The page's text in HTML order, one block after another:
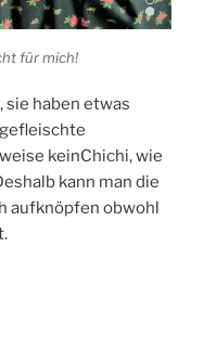
für mich!
haben etwas
keinChichi, wie
kann man die
aufknöpfen obwohl